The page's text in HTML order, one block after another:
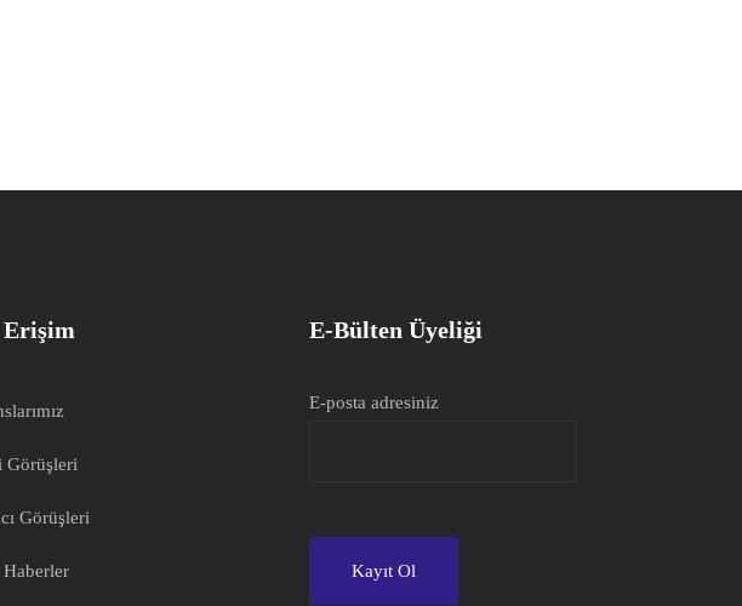
Erişim
Görüşleri
Görüşleri
E-Bülten Üyeliği
E-posta adresiniz